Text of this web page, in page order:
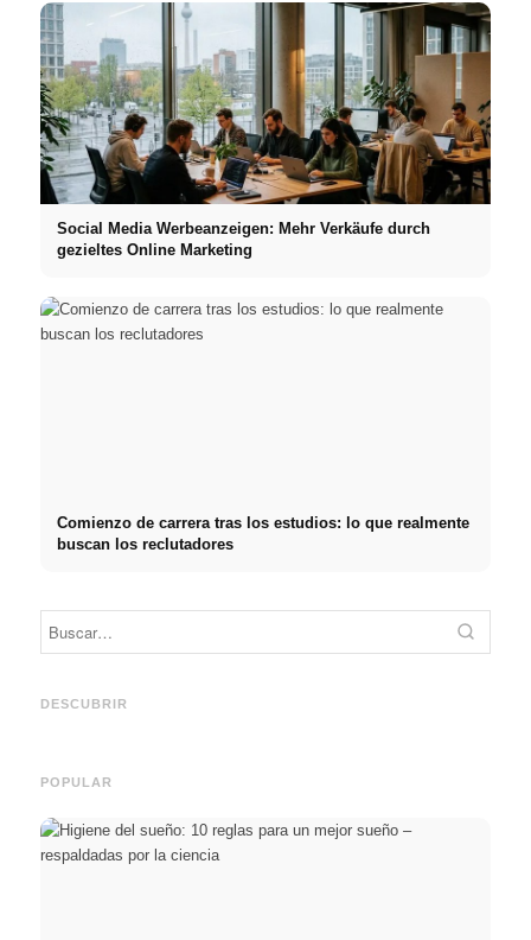
Social Media Werbeanzeigen: Mehr Verkäufe durch
gezieltes Online Marketing
Comienzo de carrera tras los estudios: lo que realmente
buscan los reclutadores
DESCUBRIR
Práctica profesional en
y el camino directo hacia la
Financiar los estudios en
POPULAR